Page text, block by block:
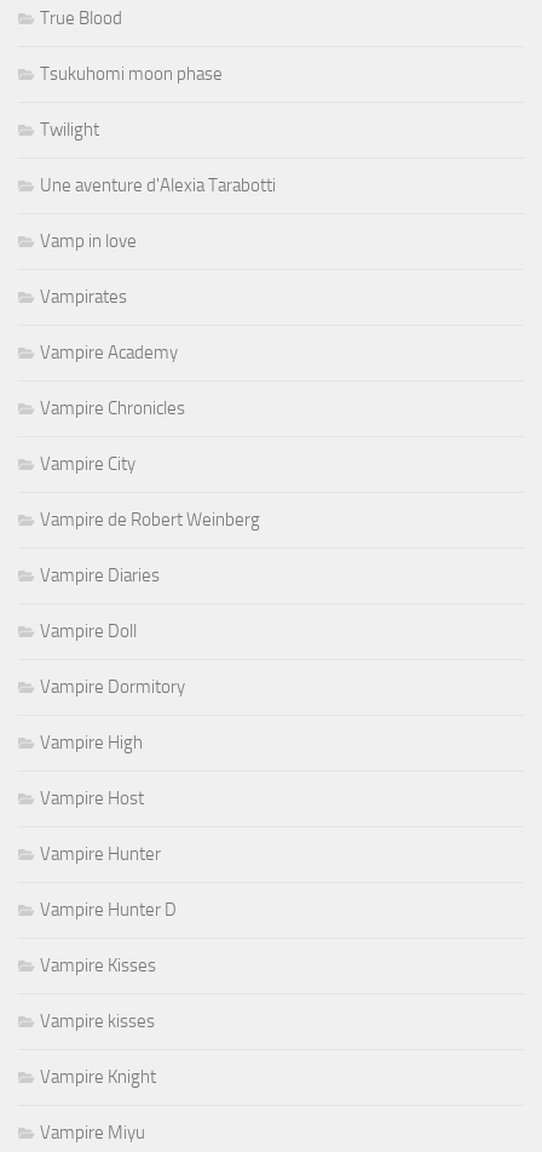
True Blood
Tsukuhomi moon phase
Twilight
Une aventure d'Alexia Tarabotti
Vamp in love
Vampirates
Vampire Academy
Vampire Chronicles
Vampire City
Vampire de Robert Weinberg
Vampire Diaries
Vampire Doll
Vampire Dormitory
Vampire High
Vampire Host
Vampire Hunter
Vampire Hunter D
Vampire Kisses
Vampire kisses
Vampire Knight
Vampire Miyu